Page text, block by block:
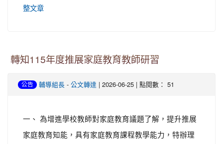
整文章
轉知115年度推展家庭教育教師研習
公告 輔導組長 - 公文轉達 | 2026-06-25 | 點閱數： 51
一、 為增進學校教師對家庭教育議題了解，提升推展
家庭教育知能，具有家庭教育課程教學能力，特辦理